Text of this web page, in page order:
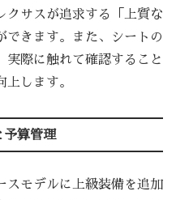
クサスが追求する「上質な
できます。また、シートの
実際に触れて確認すること
します。
予算管理
スモデルに上級装備を追加